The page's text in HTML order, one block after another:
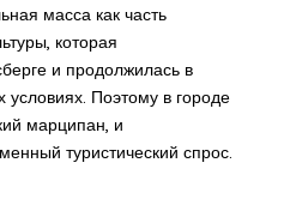
масса как часть
которая
и продолжилась в
Поэтому в городе
марципан, и
туристический спрос.